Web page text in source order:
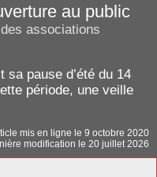
au public
associations
sa pause d’été du 14
période, une veille
mis en ligne le 9 octobre 2020
modification le 20 juillet 2026